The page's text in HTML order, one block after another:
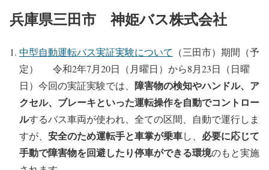
兵庫県三田市 神姫バス株式会社
中型自動運転バス実証実験について （三田市）期間（予
定） 令和2年7月20日（月曜日）から8月23日（日曜
日）今回の実証実験では、 障害物の検知やハンドル、ア
クセル、ブレーキといった運転操作を自動でコントロー
ルするバス車両が使われ、全ての区間、自動で運行しま
すが、 安全のため運転手と車掌が乗車し、 必要に応じて
手動で障害物を回避したり停車ができる環境のもと実施